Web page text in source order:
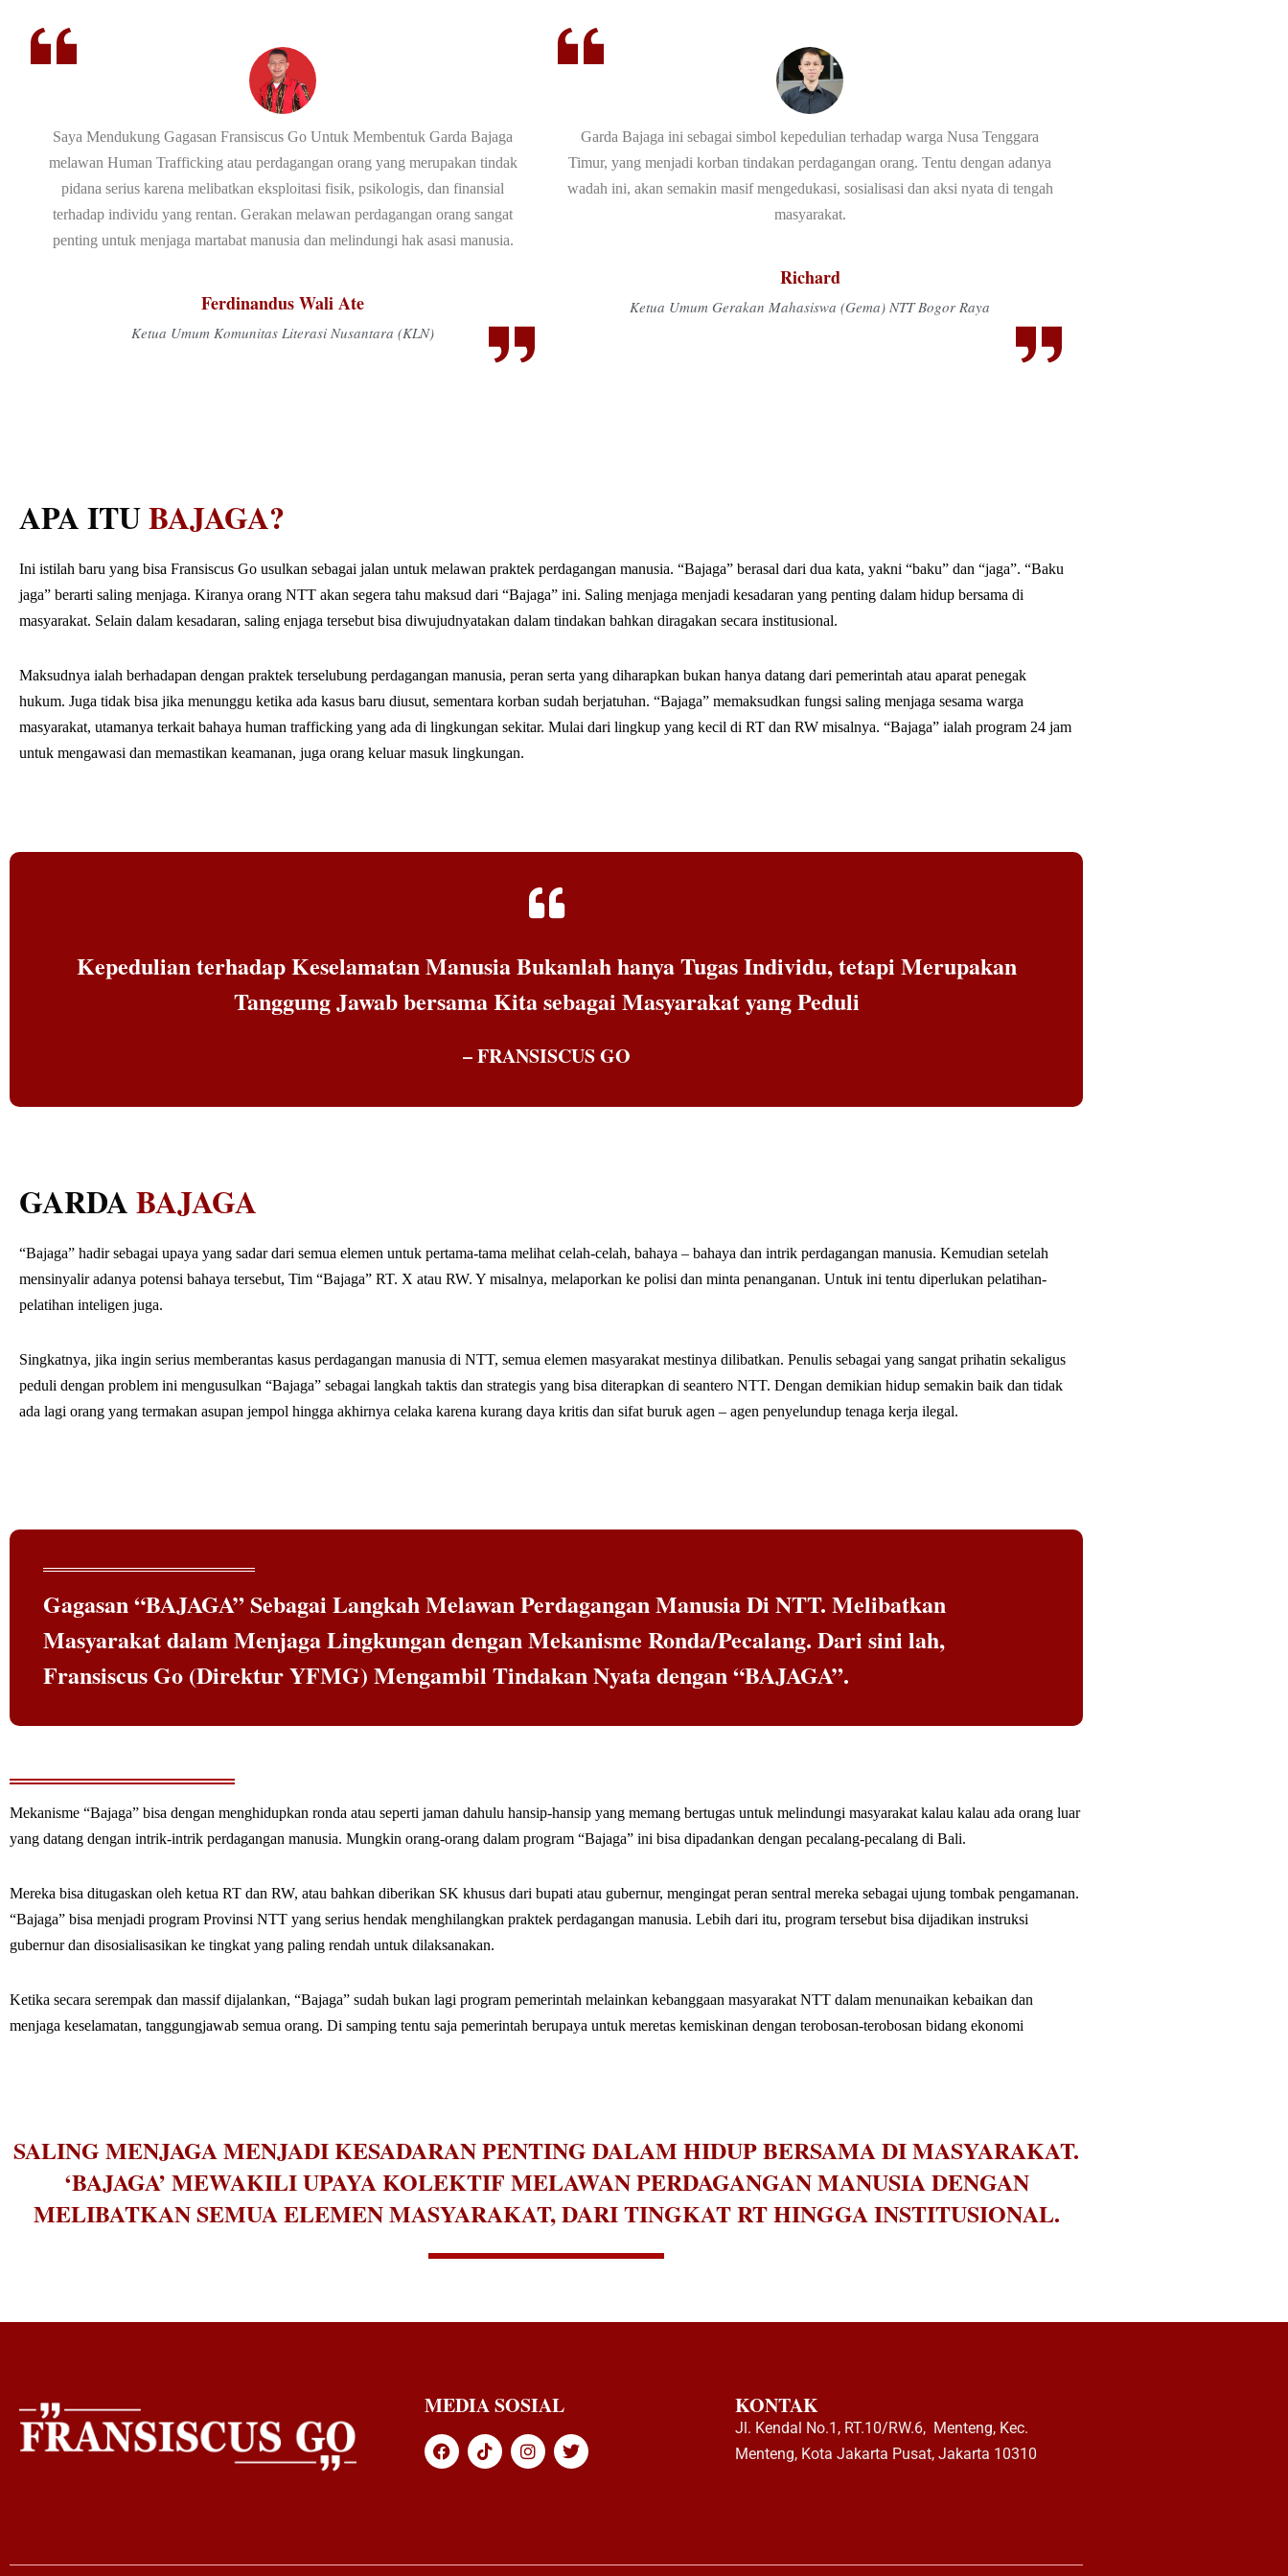
Saya Mendukung Gagasan Fransiscus Go Untuk Membentuk Garda Bajaga
melawan Human Trafficking atau perdagangan orang yang merupakan tindak
pidana serius karena melibatkan eksploitasi fisik, psikologis, dan finansial
terhadap individu yang rentan. Gerakan melawan perdagangan orang sangat
penting untuk menjaga martabat manusia dan melindungi hak asasi manusia.
Ferdinandus Wali Ate
Ketua Umum Komunitas Literasi Nusantara (KLN)
Garda Bajaga ini sebagai simbol kepedulian terhadap warga Nusa Tenggara
Timur, yang menjadi korban tindakan perdagangan orang. Tentu dengan adanya
wadah ini, akan semakin masif mengedukasi, sosialisasi dan aksi nyata di tengah
masyarakat.
Richard
Ketua Umum Gerakan Mahasiswa (Gema) NTT Bogor Raya
APA ITUBAJAGA?
Ini istilah baru yang bisa Fransiscus Go usulkan sebagai jalan untuk melawan praktek perdagangan manusia. “Bajaga” berasal dari dua kata, yakni “baku” dan “jaga”. “Baku
jaga” berarti saling menjaga. Kiranya orang NTT akan segera tahu maksud dari “Bajaga” ini. Saling menjaga menjadi kesadaran yang penting dalam hidup bersama di
masyarakat. Selain dalam kesadaran, saling enjaga tersebut bisa diwujudnyatakan dalam tindakan bahkan diragakan secara institusional.
Maksudnya ialah berhadapan dengan praktek terselubung perdagangan manusia, peran serta yang diharapkan bukan hanya datang dari pemerintah atau aparat penegak
hukum. Juga tidak bisa jika menunggu ketika ada kasus baru diusut, sementara korban sudah berjatuhan. “Bajaga” memaksudkan fungsi saling menjaga sesama warga
masyarakat, utamanya terkait bahaya human trafficking yang ada di lingkungan sekitar. Mulai dari lingkup yang kecil di RT dan RW misalnya. “Bajaga” ialah program 24 jam
untuk mengawasi dan memastikan keamanan, juga orang keluar masuk lingkungan.
Kepedulian terhadap Keselamatan Manusia Bukanlah hanya Tugas Individu, tetapi Merupakan
Tanggung Jawab bersama Kita sebagai Masyarakat yang Peduli
– FRANSISCUS GO
GARDABAJAGA
“Bajaga” hadir sebagai upaya yang sadar dari semua elemen untuk pertama-tama melihat celah-celah, bahaya – bahaya dan intrik perdagangan manusia. Kemudian setelah
mensinyalir adanya potensi bahaya tersebut, Tim “Bajaga” RT. X atau RW. Y misalnya, melaporkan ke polisi dan minta penanganan. Untuk ini tentu diperlukan pelatihan-
pelatihan inteligen juga.
Singkatnya, jika ingin serius memberantas kasus perdagangan manusia di NTT, semua elemen masyarakat mestinya dilibatkan. Penulis sebagai yang sangat prihatin sekaligus
peduli dengan problem ini mengusulkan “Bajaga” sebagai langkah taktis dan strategis yang bisa diterapkan di seantero NTT. Dengan demikian hidup semakin baik dan tidak
ada lagi orang yang termakan asupan jempol hingga akhirnya celaka karena kurang daya kritis dan sifat buruk agen – agen penyelundup tenaga kerja ilegal.
Gagasan “BAJAGA” Sebagai Langkah Melawan Perdagangan Manusia Di NTT. Melibatkan
Masyarakat dalam Menjaga Lingkungan dengan Mekanisme Ronda/Pecalang. Dari sini lah,
Fransiscus Go (Direktur YFMG) Mengambil Tindakan Nyata dengan “BAJAGA”.
Mekanisme “Bajaga” bisa dengan menghidupkan ronda atau seperti jaman dahulu hansip-hansip yang memang bertugas untuk melindungi masyarakat kalau kalau ada orang luar
yang datang dengan intrik-intrik perdagangan manusia. Mungkin orang-orang dalam program “Bajaga” ini bisa dipadankan dengan pecalang-pecalang di Bali.
Mereka bisa ditugaskan oleh ketua RT dan RW, atau bahkan diberikan SK khusus dari bupati atau gubernur, mengingat peran sentral mereka sebagai ujung tombak pengamanan.
“Bajaga” bisa menjadi program Provinsi NTT yang serius hendak menghilangkan praktek perdagangan manusia. Lebih dari itu, program tersebut bisa dijadikan instruksi
gubernur dan disosialisasikan ke tingkat yang paling rendah untuk dilaksanakan.
Ketika secara serempak dan massif dijalankan, “Bajaga” sudah bukan lagi program pemerintah melainkan kebanggaan masyarakat NTT dalam menunaikan kebaikan dan
menjaga keselamatan, tanggungjawab semua orang. Di samping tentu saja pemerintah berupaya untuk meretas kemiskinan dengan terobosan-terobosan bidang ekonomi
SALING MENJAGA MENJADI KESADARAN PENTING DALAM HIDUP BERSAMA DI MASYARAKAT.
‘BAJAGA’ MEWAKILI UPAYA KOLEKTIF MELAWAN PERDAGANGAN MANUSIA DENGAN
MELIBATKAN SEMUA ELEMEN MASYARAKAT, DARI TINGKAT RT HINGGA INSTITUSIONAL.
MEDIA SOSIAL KONTAK
Jl. Kendal No.1, RT.10/RW.6, Menteng, Kec.
Menteng, Kota Jakarta Pusat, Jakarta 10310